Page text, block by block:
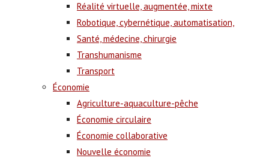
Réalité virtuelle, augmentée, mixte
Robotique, cybernétique, automatisation,
Santé, médecine, chirurgie
Transhumanisme
Transport
Économie
Agriculture-aquaculture-pêche
Économie circulaire
Économie collaborative
Nouvelle économie